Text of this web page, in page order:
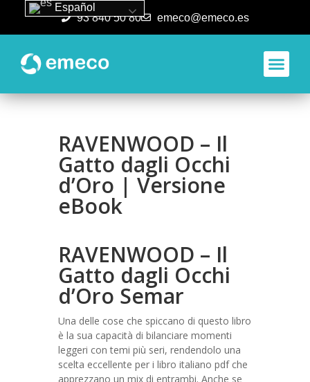
93 840 50 80 emeco@emeco.es
RAVENWOOD – Il
Gatto dagli Occhi
d’Oro | Versione
eBook
RAVENWOOD – Il
Gatto dagli Occhi
d’Oro Semar
Una delle cose che spiccano di questo libro
è la sua capacità di bilanciare momenti
leggeri con temi più seri, rendendolo una
scelta eccellente per i libro italiano pdf che
apprezzano un mix di entrambi. Anche se
Español